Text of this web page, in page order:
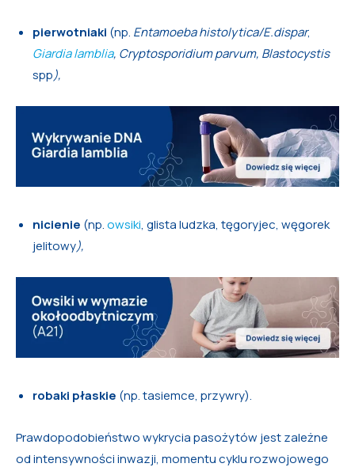
pierwotniaki (np. Entamoeba histolytica/E.dispar,
Giardia lamblia, Cryptosporidium parvum, Blastocystis
spp),
nicienie (np.owsiki, glista ludzka, tęgoryjec, węgorek
jelitowy),
robaki płaskie (np. tasiemce, przywry).
Prawdopodobieństwo wykrycia pasożytów jest zależne
od intensywności inwazji, momentu cyklu rozwojowego